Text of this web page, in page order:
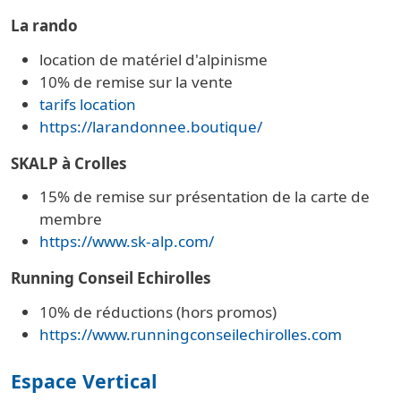
La rando
location de matériel d'alpinisme
10% de remise sur la vente
tarifs location
https://larandonnee.boutique/
SKALP à Crolles
15% de remise sur présentation de la carte de
membre
https://www.sk-alp.com/
Running Conseil Echirolles
10% de réductions (hors promos)
https://www.runningconseilechirolles.com
Espace Vertical